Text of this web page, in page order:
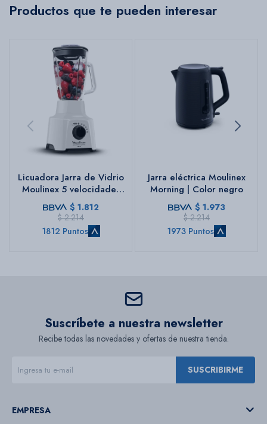
Productos que te pueden interesar
Licuadora Jarra de Vidrio
Moulinex 5 velocidades
Powermix
$ 1.812
$ 2.214
1812 Puntos
Jarra eléctrica Moulinex
Morning | Color negro
$ 1.973
$ 2.214
1973 Puntos
Suscríbete a nuestra newsletter
Recibe todas las novedades y ofertas de nuestra tienda.
SUSCRIBIRME
EMPRESA